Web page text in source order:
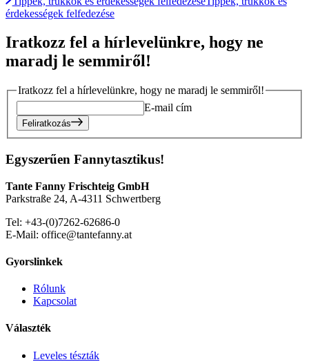
érdekességek felfedezése
Iratkozz fel a hírlevelünkre, hogy ne
maradj le semmiről!
Iratkozz fel a hírlevelünkre, hogy ne maradj le semmiről!
E-mail cím
Feliratkozás
Egyszerűen Fannytasztikus!
Tante Fanny Frischteig GmbH
Parkstraße 24, A-4311 Schwertberg
Tel: +43-(0)7262-62686-0
E-Mail: office@tantefanny.at
Gyorslinkek
Rólunk
Kapcsolat
Választék
Leveles tészták